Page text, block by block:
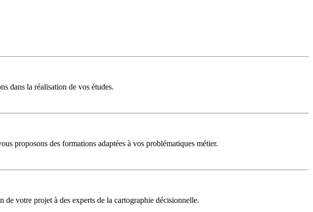
dans la réalisation de vos études.
proposons des formations adaptées à vos problématiques métier.
votre projet à des experts de la cartographie décisionnelle.